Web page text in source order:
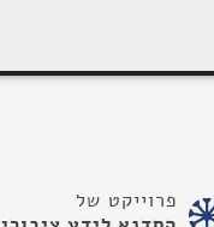
פרוייקט של